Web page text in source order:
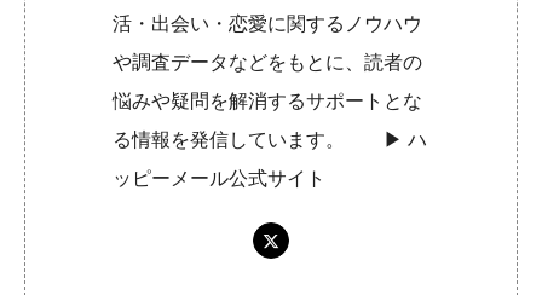
活・出会い・恋愛に関するノウハウ
や調査データなどをもとに、読者の
悩みや疑問を解消するサポートとな
る情報を発信しています。 ▶︎ハ
ッピーメール公式サイト